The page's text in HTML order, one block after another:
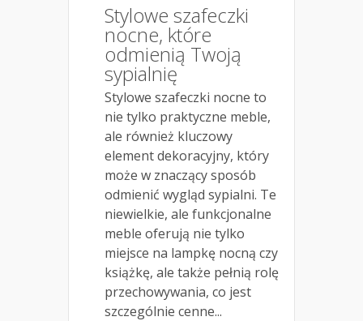
Stylowe szafeczki
nocne, które
odmienią Twoją
sypialnię
Stylowe szafeczki nocne to
nie tylko praktyczne meble,
ale również kluczowy
element dekoracyjny, który
może w znaczący sposób
odmienić wygląd sypialni. Te
niewielkie, ale funkcjonalne
meble oferują nie tylko
miejsce na lampkę nocną czy
książkę, ale także pełnią rolę
przechowywania, co jest
szczególnie cenne...